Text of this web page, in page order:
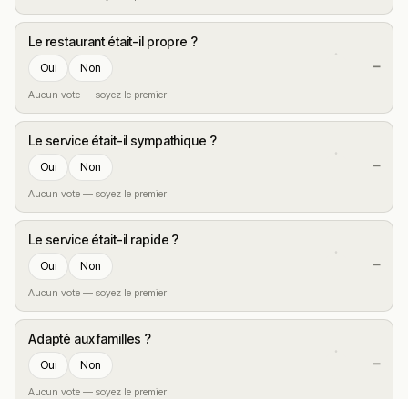
Le restaurant était-il propre ?
Oui Non
Aucun vote — soyez le premier
—
Le service était-il sympathique ?
Oui Non
Aucun vote — soyez le premier
—
Le service était-il rapide ?
Oui Non
Aucun vote — soyez le premier
—
Adapté aux familles ?
Oui Non
Aucun vote — soyez le premier
—